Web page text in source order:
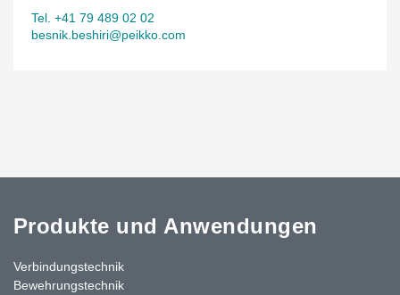
Tel. +41 79 489 02 02
besnik.beshiri@peikko.com
Produkte und Anwendungen
Verbindungstechnik
Bewehrungstechnik